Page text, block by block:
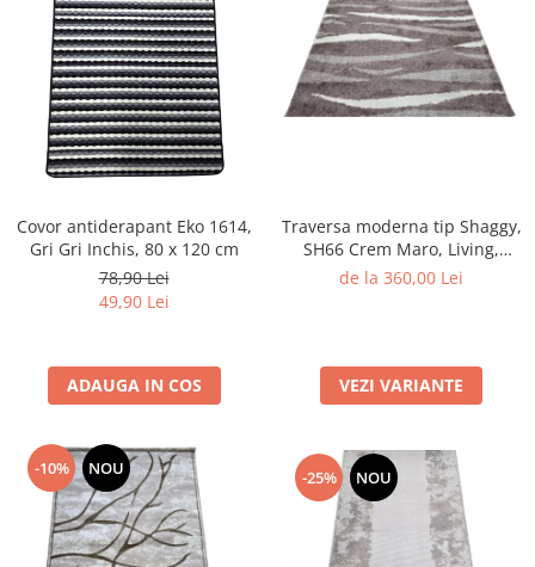
Covor antiderapant Eko 1614,
Gri Gri Inchis, 80 x 120 cm
78,90 Lei
49,90 Lei
ADAUGA IN COS
Traversa moderna tip Shaggy,
SH66 Crem Maro, Living,
Dormitor
de la 360,00 Lei
VEZI VARIANTE
-10% NOU -25% NOU